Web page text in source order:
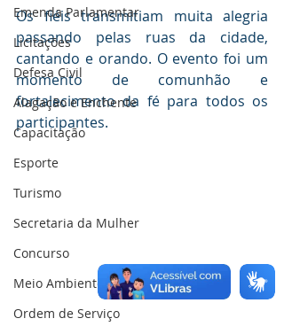
Emenda Parlamentar
Licitações
Defesa Civil
Alagação e Enchente
Capacitação
Esporte
Turismo
Secretaria da Mulher
Concurso
Meio Ambiente
Ordem de Serviço
Os fiéis transmitiam muita alegria
passando pelas ruas da cidade,
cantando e orando. O evento foi um
momento de comunhão e
fortalecimento da fé para todos os
participantes.